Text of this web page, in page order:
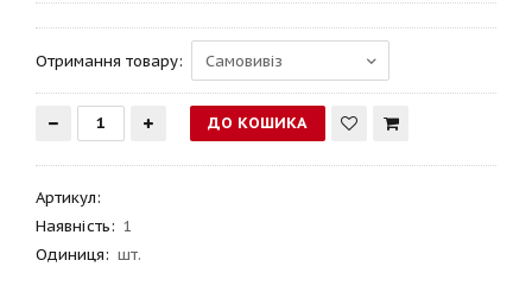
Отримання товару:
Артикул:
Наявність: 1
Одиниця: шт.